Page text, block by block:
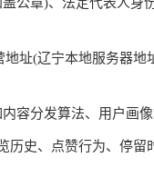
址(辽宁本地服务器地
分发算法、用户画像
历史、点赞行为、停